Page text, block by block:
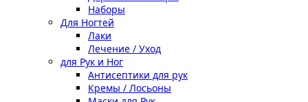
Наборы
Для Ногтей
Лаки
Лечение / Уход
для Рук и Ног
Антисептики для рук
Кремы / Лосьоны